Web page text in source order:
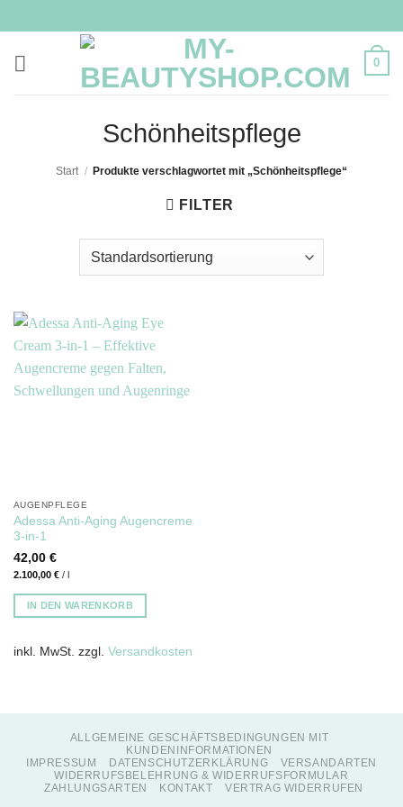
Inhalt
springen
0
Schönheitspflege
Start / Produkte verschlagwortet mit „Schönheitspflege“
FILTER
AUGENPFLEGE
Adessa Anti-Aging Augencreme
3-in-1
42,00 €
2.100,00 €/ l
IN DEN WARENKORB
inkl. MwSt. zzgl. Versandkosten
ALLGEMEINE GESCHÄFTSBEDINGUNGEN MIT
KUNDENINFORMATIONEN
IMPRESSUM
DATENSCHUTZERKLÄRUNG
VERSANDARTEN
WIDERRUFSBELEHRUNG & WIDERRUFSFORMULAR
ZAHLUNGSARTEN
KONTAKT VERTRAG WIDERRUFEN